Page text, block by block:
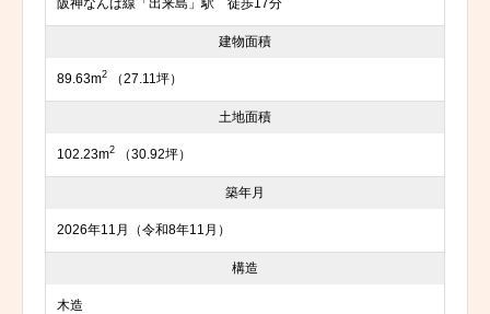
阪神なんば線「出来島」駅 徒歩17分
建物面積
89.63m2 （27.11坪）
土地面積
102.23m2 （30.92坪）
築年月
2026年11月（令和8年11月）
構造
木造